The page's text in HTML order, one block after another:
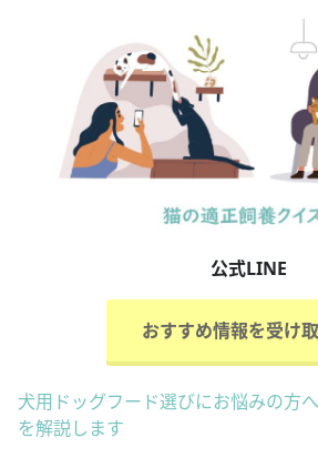
公式LINE
おすすめ情報を受け
犬用ドッグフード選びにお悩みの方
を解説します